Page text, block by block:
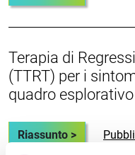
Terapia di
(TTRT) per i
quadro
Riassunto >